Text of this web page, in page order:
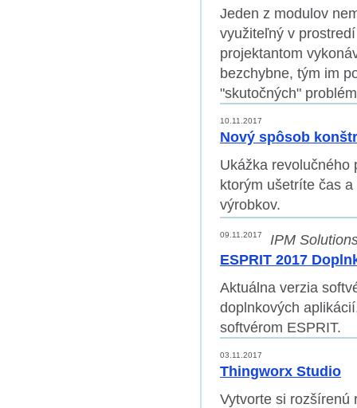
Jeden z modulov
využiteľný v
projektantom
bezchybne, tým im
"skutočných"
10.11.2017
Nový spôsob
Ukážka revolučného
ktorým ušetríte čas
výrobkov.
09.11.2017
IPM
ESPRIT 2017
Aktuálna verzia
doplnkových
softvérom ESPRIT.
03.11.2017
Thingworx Studio
Vytvorte si rozšírenú